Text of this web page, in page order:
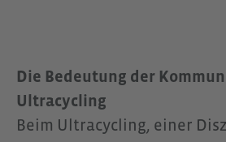
Die Bedeutung der
Ultracycling
Beim Ultracycling, einer